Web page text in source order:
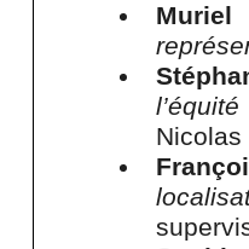
Muriel
Nicolas